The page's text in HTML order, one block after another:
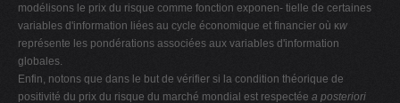
modélisons le prix du risque comme fonction exponen- tielle de certaines
variables d'information liées au cycle économique et financier où κw
représente les pondérations associées aux variables d'information
globales.
Enfin, notons que dans le but de vérifier si la condition théorique de
positivité du prix du risque du marché mondial est respectée a posteriori